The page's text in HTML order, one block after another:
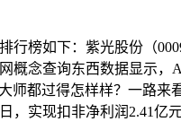
如下：紫光股份（
概念查询东西数据显示
师都过得怎样样？一路
，实现扣非净利润2.41亿元